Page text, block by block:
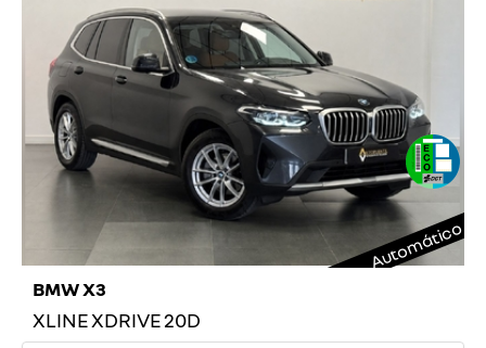
Automático
BMW X3
XLINE XDRIVE 20D